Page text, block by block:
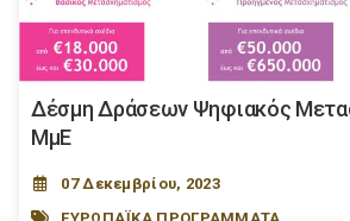
Δέσμη Δράσεων Ψηφιακός
ΜμΕ
07 Δεκεμβρίου, 2023
ΕΥΡΩΠΑΪΚΑ ΠΡΟΓΡΑΜΜΑΤΑ